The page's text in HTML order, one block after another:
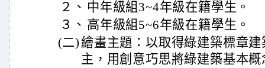
２、 中年級組3~4年級在籍學生。
３、 高年級組5~6年級在籍學生。
(二) 繪畫主題：以取得綠建築標章
主，用創意巧思將綠建築基本